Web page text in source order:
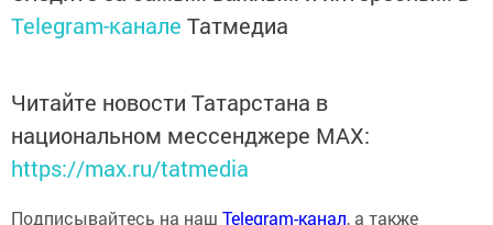
Telegram-канале Татмедиа
Читайте новости Татарстана в
национальном мессенджере MАХ:
https://max.ru/tatmedia
Подписывайтесь на наш Telegram-канал, а также